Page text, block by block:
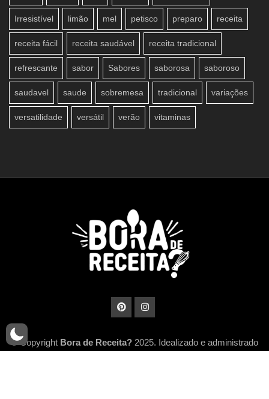
Irresistível limão mel petisco preparo receita
receita fácil receita saudável receita tradicional
refrescante sabor Sabores saborosa saboroso
saudavel saude sobremesa tradicional variações
versatilidade versátil verão vitaminas
© Copyright Bora de Receita? 2025. Idealizado e administrado